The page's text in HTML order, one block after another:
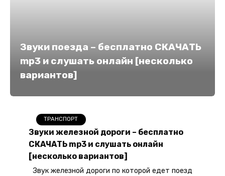
Звуки поезда – бесплатно СКАЧАТЬ
mp3 и слушать онлайн [несколько
вариантов]
ТРАНСПОРТ
Звуки железной дороги – бесплатно
СКАЧАТЬ mp3 и слушать онлайн
[несколько вариантов]
Звук железной дороги по которой едет поезд